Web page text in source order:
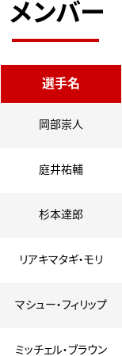
メンバー
選手名
岡部崇人
庭井祐輔
杉本達郎
リアキマタギ・モリ
マシュー・フィリップ
ミッチェル・ブラウン